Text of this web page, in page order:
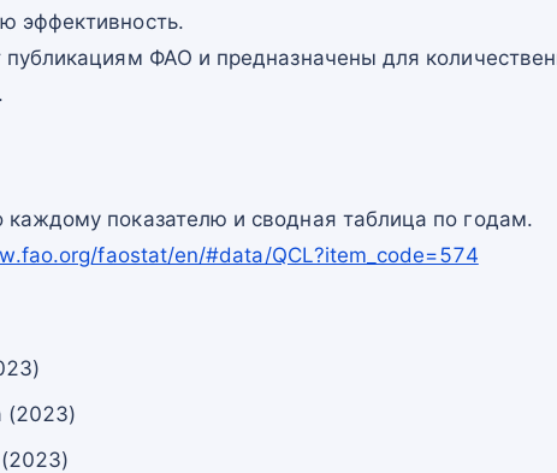
эффективность.
публикациям ФАО и предназначены для
показателю и сводная таблица по годам.
faostat/en/#data/QCL?item_code=574
(2023)